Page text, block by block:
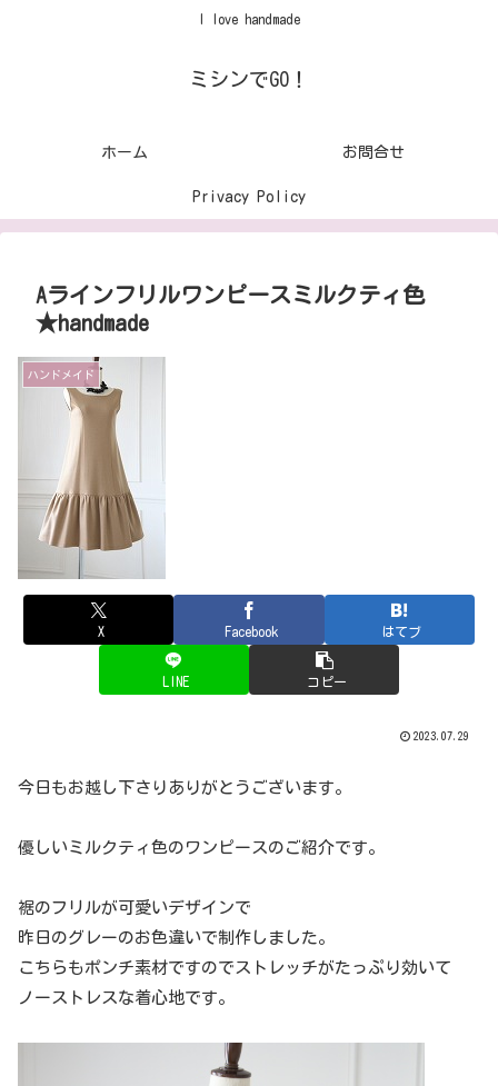
I love handmade
ミシンでGO！
ホーム お問合せ
Privacy Policy
Aラインフリルワンピースミルクティ色
★handmade
ハンドメイド
X Facebook はてブ
LINE コピー
2023.07.29
今日もお越し下さりありがとうございます。
優しいミルクティ色のワンピースのご紹介です。
裾のフリルが可愛いデザインで
昨日のグレーのお色違いで制作しました。
こちらもポンチ素材ですのでストレッチがたっぷり効いて
ノーストレスな着心地です。